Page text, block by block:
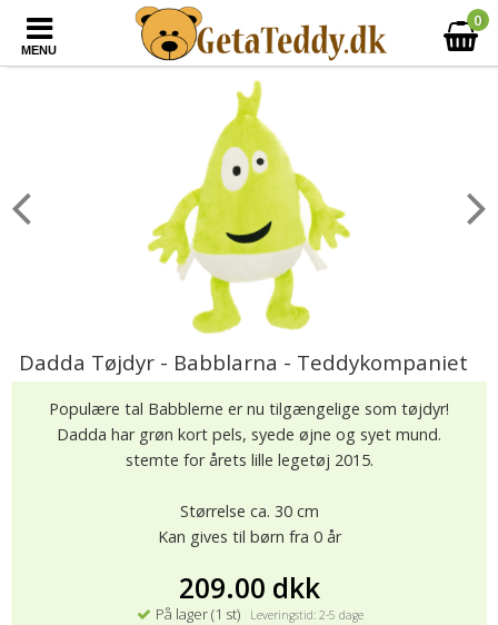
MENU
0
Dadda Tøjdyr - Babblarna - Teddykompaniet
Populære tal Babblerne er nu tilgængelige som tøjdyr!
Dadda har grøn kort pels, syede øjne og syet mund.
stemte for årets lille legetøj 2015.
Størrelse ca. 30 cm
Kan gives til børn fra 0 år
209.00 dkk
På lager (1 st) Leveringstid: 2-5 dage